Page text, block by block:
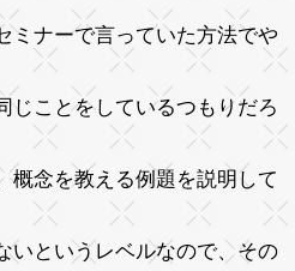
ミナーで言っていた方法でや
ことをしているつもりだろ
念を教える例題を説明して
いというレベルなので、その